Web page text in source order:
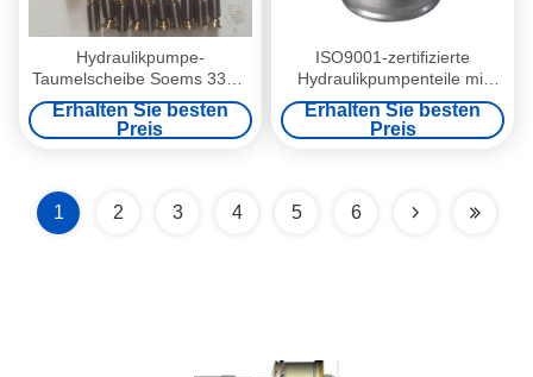
Hydraulikpumpe-
Taumelscheibe Soems 330C
A8VO107 A8VO200
Erhalten Sie besten
Preis
ISO9001-zertifizierte
Hydraulikpumpenteile mit
1000 PSI maximalem Druck
für CAT E320D2/E320E
Endantrieb
Erhalten Sie besten
Preis
1 2 3 4 5 6